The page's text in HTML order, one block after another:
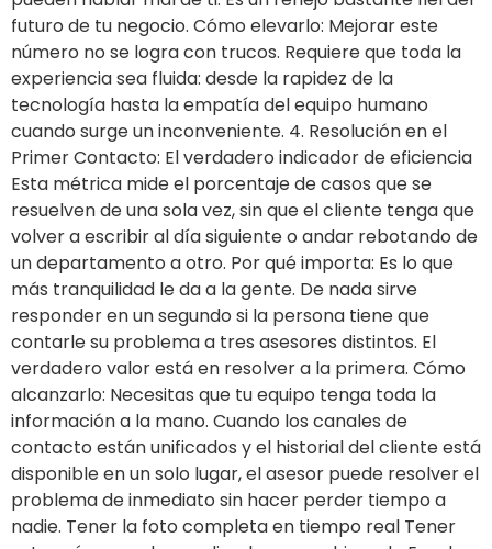
futuro de tu negocio. Cómo elevarlo: Mejorar este
número no se logra con trucos. Requiere que toda la
experiencia sea fluida: desde la rapidez de la
tecnología hasta la empatía del equipo humano
cuando surge un inconveniente. 4. Resolución en el
Primer Contacto: El verdadero indicador de eficiencia
Esta métrica mide el porcentaje de casos que se
resuelven de una sola vez, sin que el cliente tenga que
volver a escribir al día siguiente o andar rebotando de
un departamento a otro. Por qué importa: Es lo que
más tranquilidad le da a la gente. De nada sirve
responder en un segundo si la persona tiene que
contarle su problema a tres asesores distintos. El
verdadero valor está en resolver a la primera. Cómo
alcanzarlo: Necesitas que tu equipo tenga toda la
información a la mano. Cuando los canales de
contacto están unificados y el historial del cliente está
disponible en un solo lugar, el asesor puede resolver el
problema de inmediato sin hacer perder tiempo a
nadie. Tener la foto completa en tiempo real Tener